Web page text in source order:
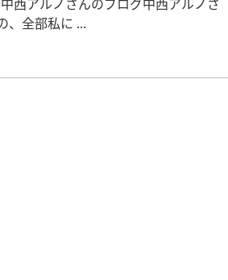
西アルノさんのブログ中西アルノさ
、全部私に ...